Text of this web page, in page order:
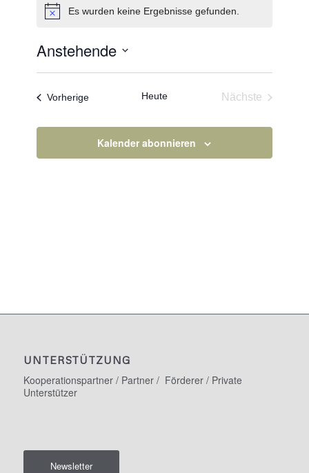
HinweisEs wurden keine Ergebnisse gefunden.
Anstehende
VorherigeVeranstaltungen
Heute
Nächste
Kalender abonnieren
UNTERSTÜTZUNG
Kooperationspartner / Partner / Förderer / Private
Unterstützer
Newsletter